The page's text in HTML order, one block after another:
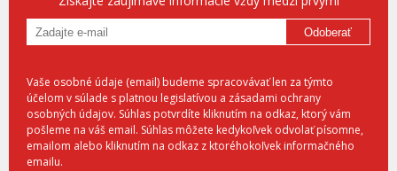
Odoberať
Vaše osobné údaje (email) budeme spracovávať len za týmto
účelom v súlade s platnou legislatívou a zásadami ochrany
osobných údajov. Súhlas potvrdíte kliknutím na odkaz, ktorý vám
pošleme na váš email. Súhlas môžete kedykoľvek odvolať písomne,
emailom alebo kliknutím na odkaz z ktoréhokoľvek informačného
emailu.